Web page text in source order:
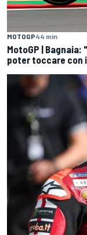
MOTOGP44 min
MotoGP | Bagnaia:
poter toccare con